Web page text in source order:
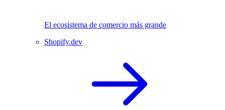
El ecosistema de comercio más grande
Shopify.dev